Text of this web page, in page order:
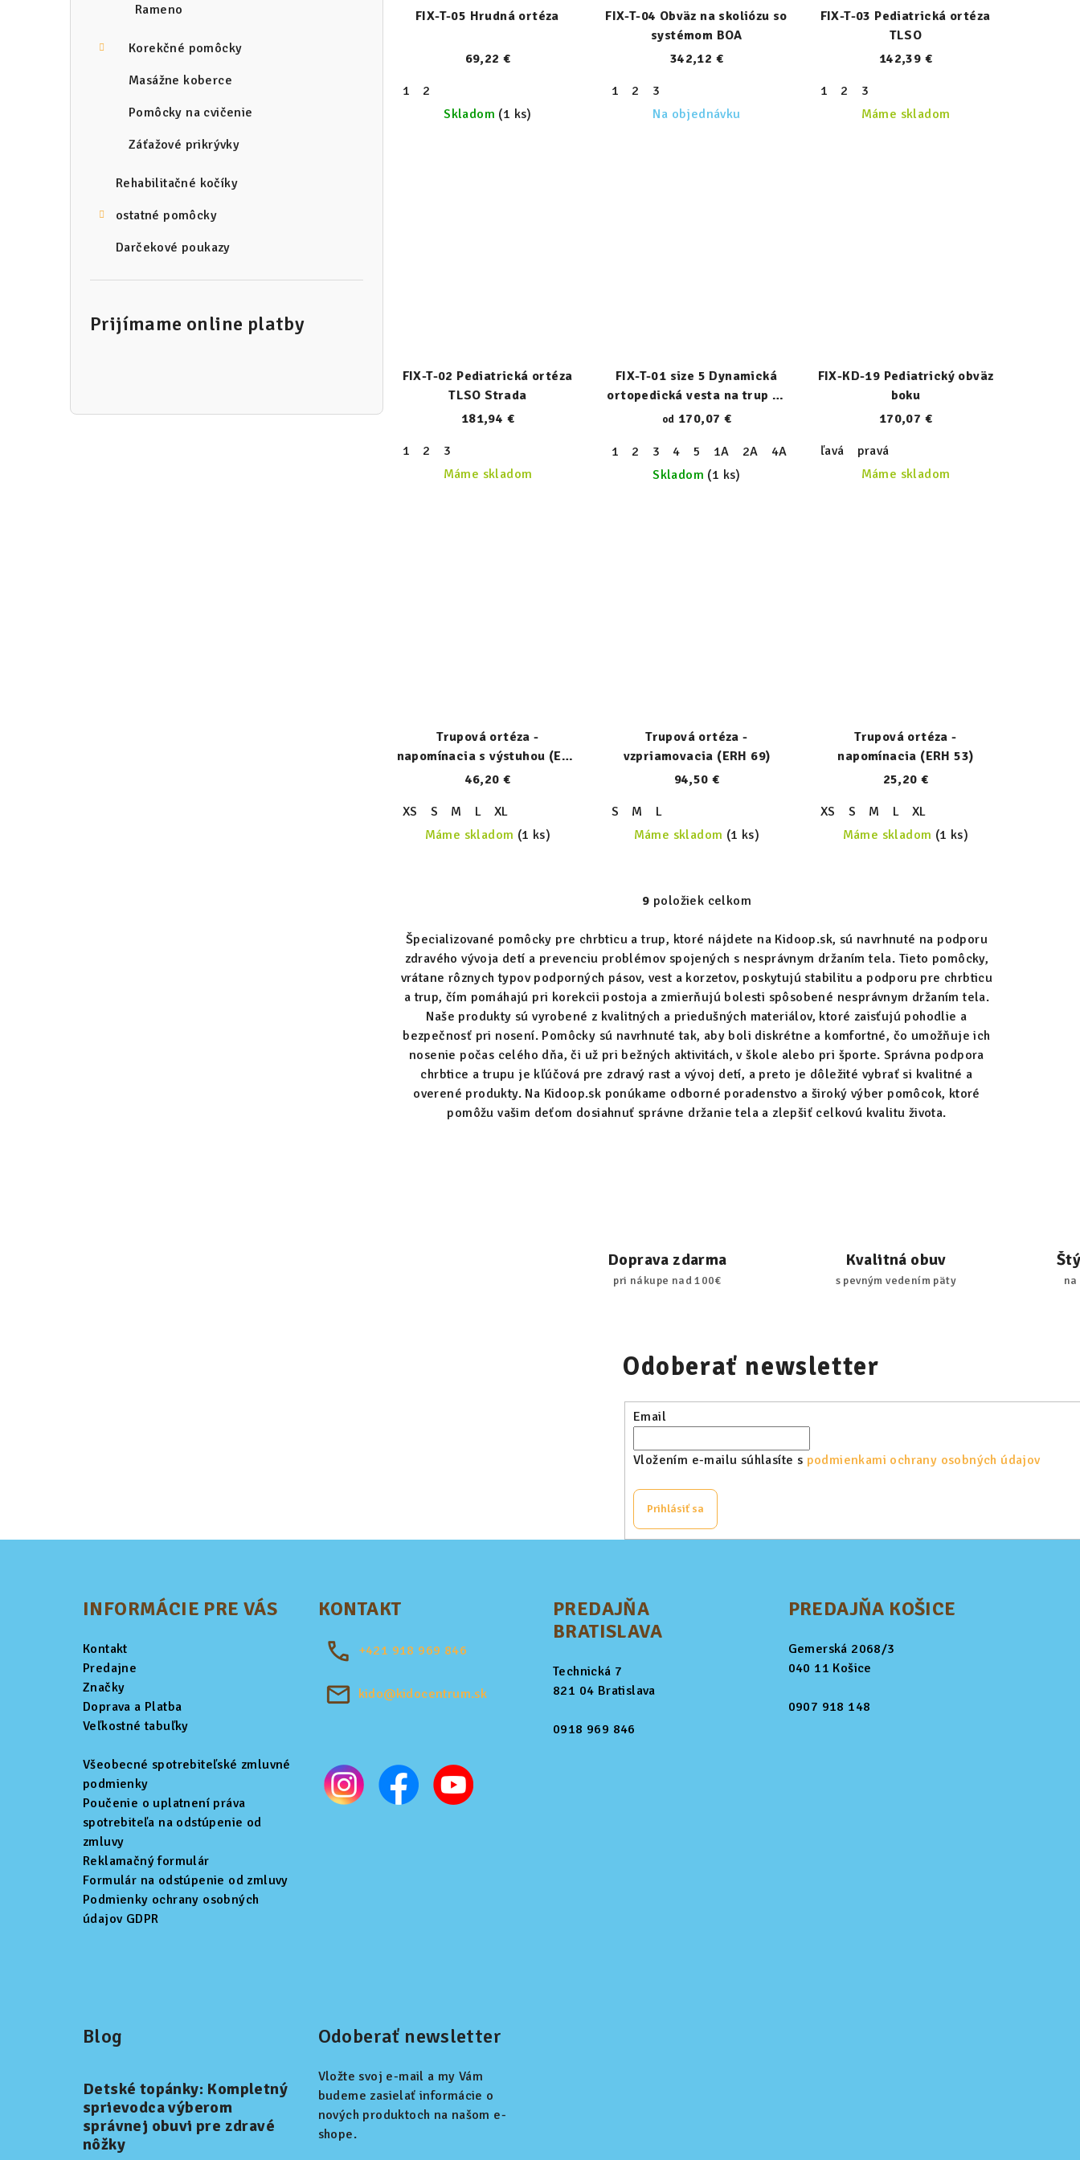
Rameno
Korekčné pomôcky
Masážne koberce
Pomôcky na cvičenie
Záťažové prikrývky
Rehabilitačné kočíky
ostatné pomôcky
Darčekové poukazy
Prijímame online platby
k
u
FIX-T-05 Hrudná ortéza
69,22 €
1
2
Skladom (1 ks)
FIX-T-04 Obväz na skoliózu so
systémom BOA
342,12 €
1
2
3
Na objednávku
FIX-T-03 Pediatrická ortéza
TLSO
142,39 €
1
2
3
Máme skladom
FIX-T-02 Pediatrická ortéza
TLSO Strada
181,94 €
1
2
3
Máme skladom
FIX-T-01 size 5 Dynamická
ortopedická vesta na trup so
zipsom
od 170,07 €
1 2 3 4 5 1A 2A
4A
Skladom (1 ks)
FIX-KD-19 Pediatrický obväz
boku
170,07 €
ľavá
pravá
Máme skladom
Trupová ortéza -
napomínacia s výstuhou (ERH
53/1)
46,20 €
XS
S M L
XL
Máme skladom (1 ks)
Trupová ortéza -
vzpriamovacia (ERH 69)
94,50 €
S
M
L
Máme skladom (1 ks)
Trupová ortéza -
napomínacia (ERH 53)
25,20 €
XS
S M L
XL
Máme skladom (1 ks)
O
v
l
á
d
a
c
i
e
p
p
9 položiek celkom
Špecializované pomôcky pre chrbticu a trup, ktoré nájdete na Kidoop.sk, sú navrhnuté na podporu
zdravého vývoja detí a prevenciu problémov spojených s nesprávnym držaním tela. Tieto pomôcky,
vrátane rôznych typov podporných pásov, vest a korzetov, poskytujú stabilitu a podporu pre chrbticu
a trup, čím pomáhajú pri korekcii postoja a zmierňujú bolesti spôsobené nesprávnym držaním tela.
Naše produkty sú vyrobené z kvalitných a priedušných materiálov, ktoré zaisťujú pohodlie a
bezpečnosť pri nosení. Pomôcky sú navrhnuté tak, aby boli diskrétne a komfortné, čo umožňuje ich
nosenie počas celého dňa, či už pri bežných aktivitách, v škole alebo pri športe. Správna podpora
chrbtice a trupu je kľúčová pre zdravý rast a vývoj detí, a preto je dôležité vybrať si kvalitné a
overené produkty. Na Kidoop.sk ponúkame odborné poradenstvo a široký výber pomôcok, ktoré
pomôžu vašim deťom dosiahnuť správne držanie tela a zlepšiť celkovú kvalitu života.
Doprava zdarma
pri nákupe nad 100€
Kvalitná obuv
s pevným vedením päty
Odoberať newsletter
Email
Vložením e-mailu súhlasíte s podmienkami ochrany osobných údajov
Prihlásiť sa
INFORMÁCIE PRE VÁS
Kontakt
Predajne
Značky
Doprava a Platba
Veľkostné tabuľky
Všeobecné spotrebiteľské zmluvné
podmienky
Poučenie o uplatnení práva
spotrebiteľa na odstúpenie od
zmluvy
Reklamačný formulár
Formulár na odstúpenie od zmluvy
Podmienky ochrany osobných
údajov GDPR
KONTAKT
+421 918 969 846
kido@kidocentrum.sk
PREDAJŇA
BRATISLAVA
Technická 7
821 04 Bratislava
0918 969 846
PREDAJŇA KOŠICE
Gemerská 2068/3
040 11 Košice
0907 918 148
Blog
Detské topánky: Kompletný
sprievodca výberom
správnej obuvi pre zdravé
nôžky
Odoberať newsletter
Vložte svoj e-mail a my Vám
budeme zasielať informácie o
nových produktoch na našom e-
shope.